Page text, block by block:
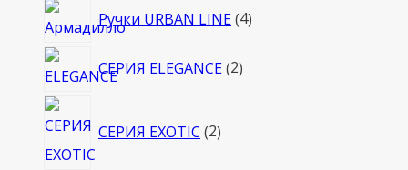
Ручки URBAN LINE 44
СЕРИЯ ELEGANCE 22
СЕРИЯ EXOTIC 2товара